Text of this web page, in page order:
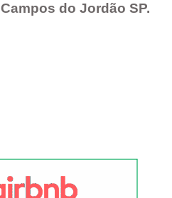
Campos do Jordão SP.